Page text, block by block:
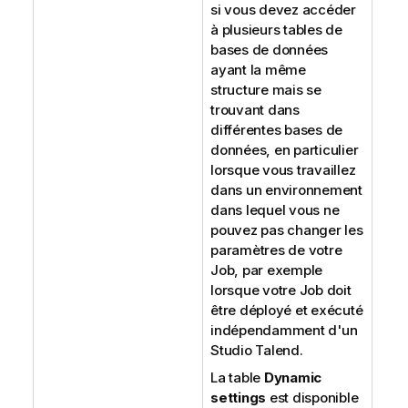
si vous devez accéder
à plusieurs tables de
bases de données
ayant la même
structure mais se
trouvant dans
différentes bases de
données, en particulier
lorsque vous travaillez
dans un environnement
dans lequel vous ne
pouvez pas changer les
paramètres de votre
Job, par exemple
lorsque votre Job doit
être déployé et exécuté
indépendamment d'un
Studio Talend.
La table Dynamic
settings est disponible